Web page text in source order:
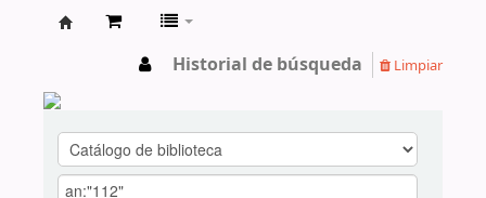
Historial de búsqueda Limpiar